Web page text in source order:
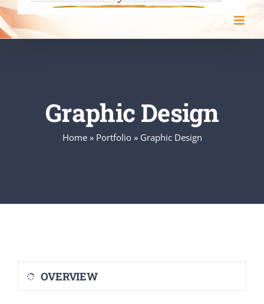
Graphic Design
Home» Portfolio» Graphic Design
OVERVIEW